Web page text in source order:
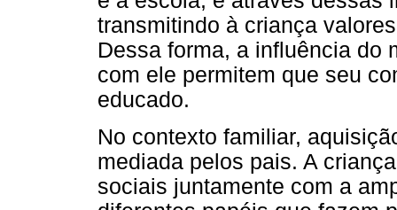
transmitindo à criança
Dessa forma, a influência do
com ele permitem que seu
educado.
No contexto familiar,
mediada pelos pais. A
sociais juntamente com a